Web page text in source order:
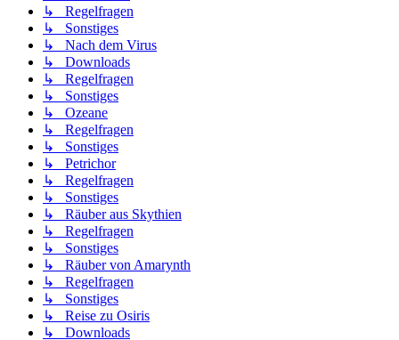
↳ Regelfragen
↳ Sonstiges
↳ Nach dem Virus
↳ Downloads
↳ Regelfragen
↳ Sonstiges
↳ Ozeane
↳ Regelfragen
↳ Sonstiges
↳ Petrichor
↳ Regelfragen
↳ Sonstiges
↳ Räuber aus Skythien
↳ Regelfragen
↳ Sonstiges
↳ Räuber von Amarynth
↳ Regelfragen
↳ Sonstiges
↳ Reise zu Osiris
↳ Downloads